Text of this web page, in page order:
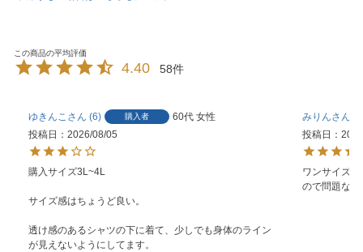
4.40 58
ゆきんこ 6 購入者 60代 女性
投稿日
2026/08/05
購入サイズ3L~4L
サイズ感はちょうど良い。
透け感のあるシャツの下に着て、少しでも身体のライン
が見えないようにしてます。
みりん
投稿日
ワンサイズ
ので問題な